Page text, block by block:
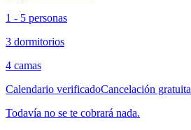
1 - 5 personas
3 dormitorios
4 camas
Calendario verificadoCancelación gratuita
Todavía no se te cobrará nada.